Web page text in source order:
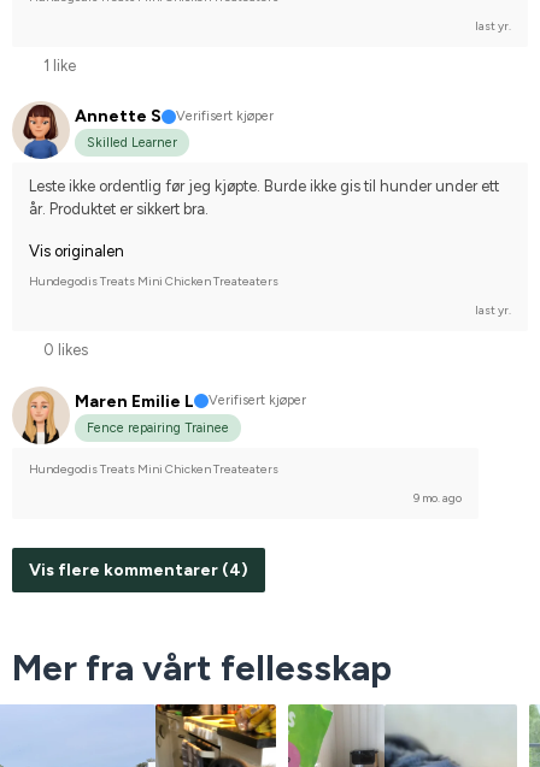
last yr.
1 like
Annette S
Verifisert kjøper
Skilled Learner
Leste ikke ordentlig før jeg kjøpte. Burde ikke gis til hunder under ett
år. Produktet er sikkert bra.
Vis originalen
Hundegodis Treats Mini Chicken Treateaters
last yr.
0 likes
Maren Emilie L
Verifisert kjøper
Fence repairing Trainee
Hundegodis Treats Mini Chicken Treateaters
9 mo. ago
Vis flere kommentarer (4)
Mer fra vårt fellesskap